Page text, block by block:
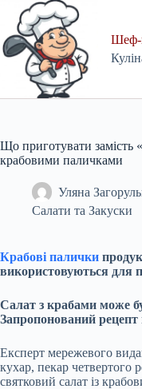
content
Шеф-
Що приготувати замість
крабовими паличками
Уляна
Салати та Закуски
Крабові палички
використовуються для
Салат з крабами може
Запропонований рецепт
Експерт мережевого
кухар, пекар четвертого
святковий салат із